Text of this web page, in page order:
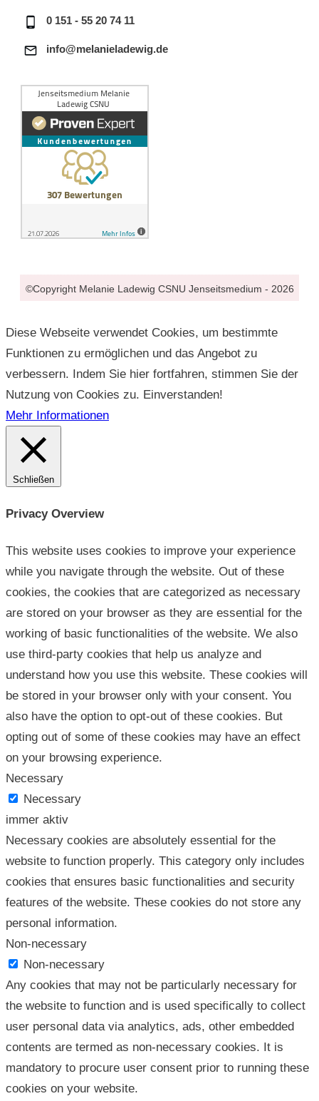
0 151 - 55 20 74 11
info@melanieladewig.de
©Copyright Melanie Ladewig CSNU Jenseitsmedium - 2026
Diese Webseite verwendet Cookies, um bestimmte
Funktionen zu ermöglichen und das Angebot zu
verbessern. Indem Sie hier fortfahren, stimmen Sie der
Nutzung von Cookies zu. Einverstanden!
Mehr Informationen
Schließen
Privacy Overview
This website uses cookies to improve your experience
while you navigate through the website. Out of these
cookies, the cookies that are categorized as necessary
are stored on your browser as they are essential for the
working of basic functionalities of the website. We also
use third-party cookies that help us analyze and
understand how you use this website. These cookies will
be stored in your browser only with your consent. You
also have the option to opt-out of these cookies. But
opting out of some of these cookies may have an effect
on your browsing experience.
Necessary
Necessary
immer aktiv
Necessary cookies are absolutely essential for the
website to function properly. This category only includes
cookies that ensures basic functionalities and security
features of the website. These cookies do not store any
personal information.
Non-necessary
Non-necessary
Any cookies that may not be particularly necessary for
the website to function and is used specifically to collect
user personal data via analytics, ads, other embedded
contents are termed as non-necessary cookies. It is
mandatory to procure user consent prior to running these
cookies on your website.